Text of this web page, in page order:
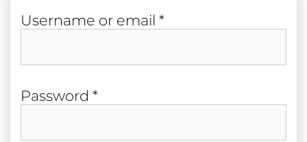
User­name or email *Required
Pass­word *Required